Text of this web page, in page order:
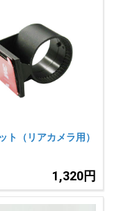
ト（リアカメラ用）
1,320円